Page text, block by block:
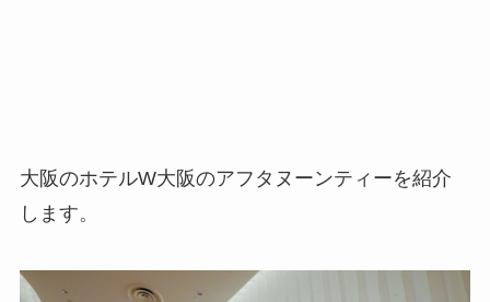
大阪のホテルW大阪のアフタヌーンティーを紹介
します。